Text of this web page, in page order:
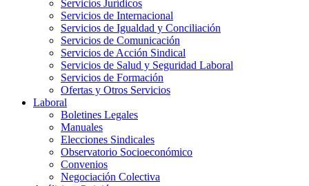
Servicios Jurídicos
Servicios de Internacional
Servicios de Igualdad y Conciliación
Servicios de Comunicación
Servicios de Acción Sindical
Servicios de Salud y Seguridad Laboral
Servicios de Formación
Ofertas y Otros Servicios
Laboral
Boletines Legales
Manuales
Elecciones Sindicales
Observatorio Socioeconómico
Convenios
Negociación Colectiva